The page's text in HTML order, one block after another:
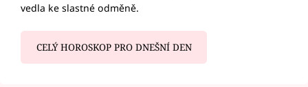
vedla ke slastné odměně.
CELÝ HOROSKOP PRO DNEŠNÍ DEN